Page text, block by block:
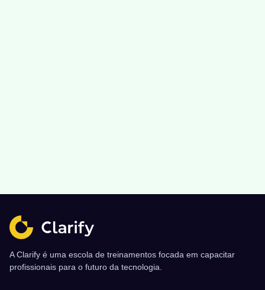
A Clarify é uma escola de treinamentos focada em capacitar
profissionais para o futuro da tecnologia.